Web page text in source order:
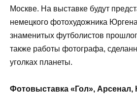
Москве. На выставке будут
немецкого фотохудожника
знаменитых футболистов
также работы фотографа,
уголках планеты.
Фотовыставка «Гол»,